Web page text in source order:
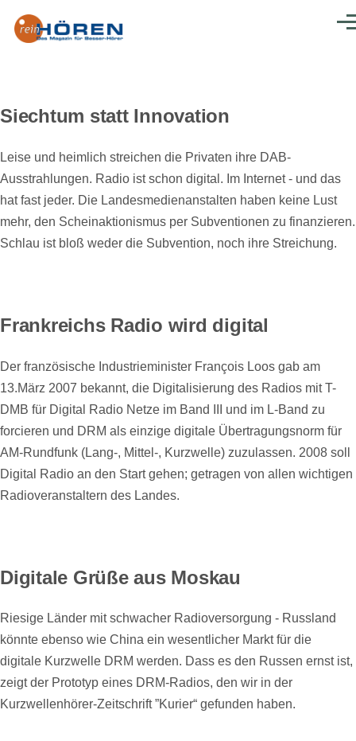
Siechtum statt Innovation
Leise und heimlich streichen die Privaten ihre DAB-
Ausstrahlungen. Radio ist schon digital. Im Internet - und das
hat fast jeder. Die Landesmedienanstalten haben keine Lust
mehr, den Scheinaktionismus per Subventionen zu finanzieren.
Schlau ist bloß weder die Subvention, noch ihre Streichung.
Frankreichs Radio wird digital
Der französische Industrieminister François Loos gab am
13.März 2007 bekannt, die Digitalisierung des Radios mit T-
DMB für Digital Radio Netze im Band III und im L-Band zu
forcieren und DRM als einzige digitale Übertragungsnorm für
AM-Rundfunk (Lang-, Mittel-, Kurzwelle) zuzulassen. 2008 soll
Digital Radio an den Start gehen; getragen von allen wichtigen
Radioveranstaltern des Landes.
Digitale Grüße aus Moskau
Riesige Länder mit schwacher Radioversorgung - Russland
könnte ebenso wie China ein wesentlicher Markt für die
digitale Kurzwelle DRM werden. Dass es den Russen ernst ist,
zeigt der Prototyp eines DRM-Radios, den wir in der
Kurzwellenhörer-Zeitschrift ”Kurier“ gefunden haben.